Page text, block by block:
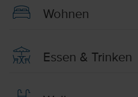
Wohnen
Essen & Trinken